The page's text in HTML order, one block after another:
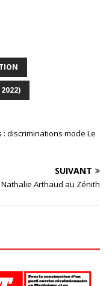
: discriminations mode Le
SUIVANT
Nathalie Arthaud au Zénith